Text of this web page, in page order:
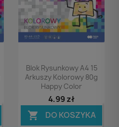
Podgląd
Blok Rysunkowy A4 15
Arkuszy Kolorowy 80g
Happy Color
4,99 zł
 DO KOSZYKA